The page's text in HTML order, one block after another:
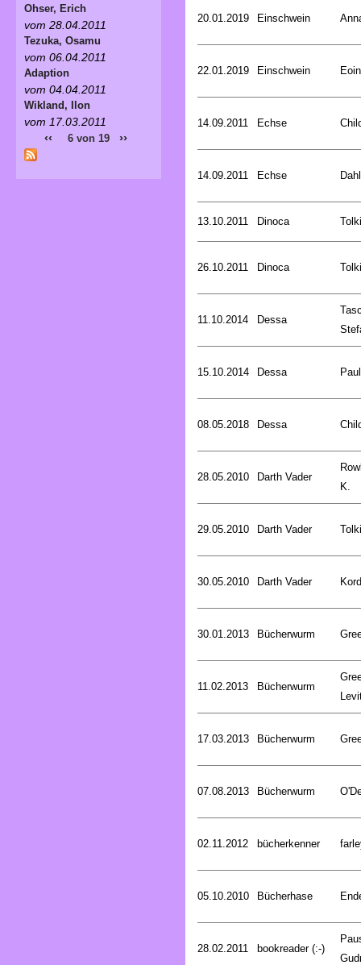
20.01.2019 Einschwein
22.01.2019 Einschwein
14.09.2011 Echse
14.09.2011 Echse
13.10.2011 Dinoca
26.10.2011 Dinoca
11.10.2014 Dessa
15.10.2014 Dessa
08.05.2018 Dessa
28.05.2010 Darth Vader
K.
29.05.2010 Darth Vader
30.05.2010 Darth Vader
30.01.2013 Bücherwurm
11.02.2013 Bücherwurm
17.03.2013 Bücherwurm
07.08.2013 Bücherwurm
02.11.2012 bücherkenner
05.10.2010 Bücherhase
28.02.2011 bookreader (:-)
Ohser, Erich
vom 28.04.2011
Tezuka, Osamu
vom 06.04.2011
Adaption
vom 04.04.2011
Wikland, Ilon
vom 17.03.2011
‹‹ 6 von 19 ››